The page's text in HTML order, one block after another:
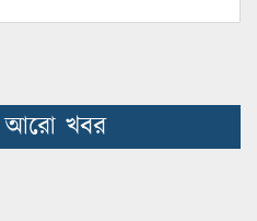
আরো খবর